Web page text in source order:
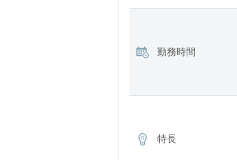
勤務時間
特長